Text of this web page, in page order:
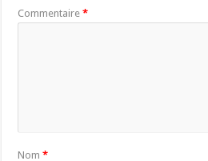
Commentaire*
Nom*